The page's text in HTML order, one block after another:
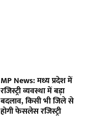
MP News: मध्य प्रदेश में
रजिस्ट्री व्यवस्था में बड़ा
बदलाव, किसी भी जिले से
होगी फेसलेस रजिस्ट्री